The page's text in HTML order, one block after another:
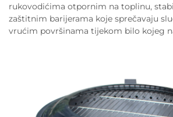
rukovodićima otpornim na toplinu,
zaštitnim barijerama koje sprečavaju
vrućim površinama tijekom bilo kojeg